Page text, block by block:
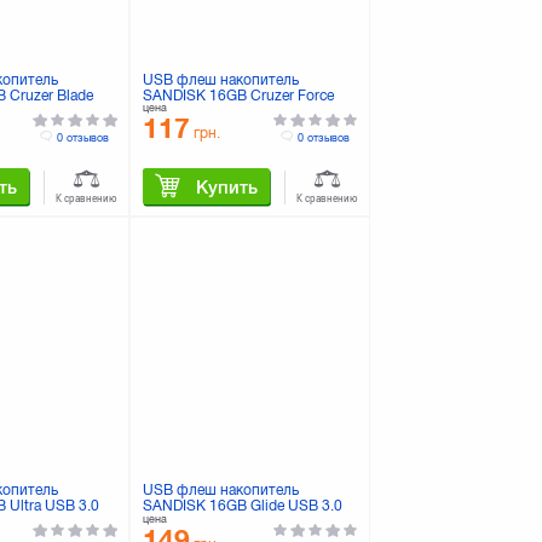
Cruzer Blade
2.0
B35BE)
0 отзывов
К сравнению
USB флеш накопитель
SANDISK 16GB Cruzer Force
(SDCZ71-016G-B35)
цена
117 грн.
Купить
0 отзывов
К сравнению
Ultra USB 3.0
U46)
USB флеш накопитель
SANDISK 16GB Glide USB 3.0
(SDCZ600-016G-G35)
цена